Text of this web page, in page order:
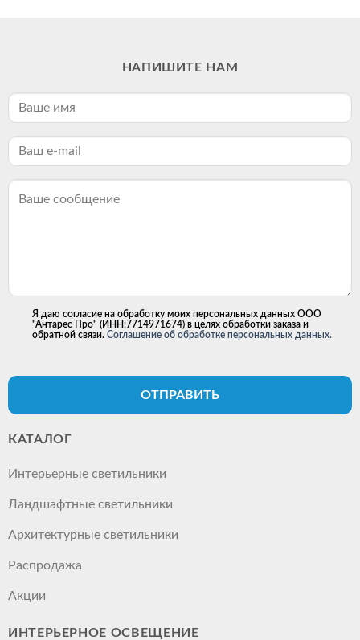
НАПИШИТЕ НАМ
Я даю согласие на обработку моих персональных данных ООО
"Антарес Про" (ИНН:7714971674) в целях обработки заказа и
обратной связи. Соглашение об обработке персональных данных.
ОТПРАВИТЬ
КАТАЛОГ
Интерьерные светильники
Ландшафтные светильники
Архитектурные светильники
Распродажа
Акции
ИНТЕРЬЕРНОЕ ОСВЕЩЕНИЕ